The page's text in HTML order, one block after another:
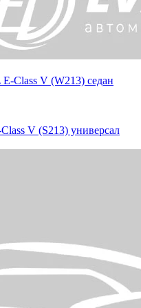
Class V (W213) седан
V (S213) универсал